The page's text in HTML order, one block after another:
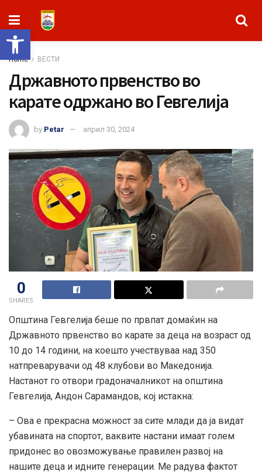
Open toolbar
Home ВЕСТИ
Државното првенство во
карате одржано во Гевгелија
by Petar април 30, 2024
0
SHARES
Општина Гевгелија беше по првпат домаќин на
Државното првенство во карате за деца на возраст од
10 до 14 години, на коешто учествуваа над 350
натпреварувачи од 48 клубови во Македонија.
Настанот го отвори градоначалникот на општина
Гевгелија, Андон Сарамандов, кој истакна:
– Ова е прекрасна можност за сите млади да ја видат
убавината на спортот, ваквите настани имаат голем
придонес во овозможување правилен развој на
нашите деца и идните генерации. Ме радува фактот